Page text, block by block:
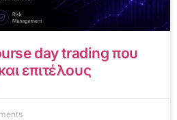
day trading που
επιτέλους